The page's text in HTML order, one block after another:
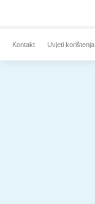
Kontakt Uvjeti korištenja